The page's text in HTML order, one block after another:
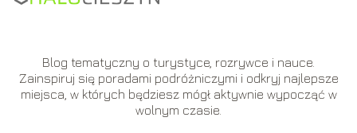
Blog tematyczny o turystyce, rozrywce i nauce.
Zainspiruj się poradami podróżniczymi i odkryj najlepsze
miejsca, w których będziesz mógł aktywnie wypocząć w
wolnym czasie.